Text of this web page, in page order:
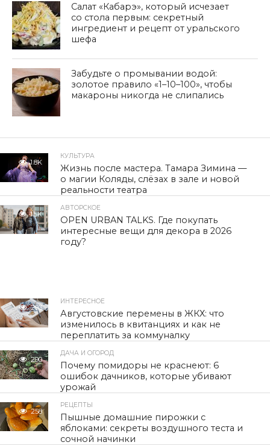
Салат «Кабарэ», который исчезает
со стола первым: секретный
ингредиент и рецепт от уральского
шефа
Забудьте о промывании водой:
золотое правило «1–10–100», чтобы
макароны никогда не слипались
1.8K
КУЛЬТУРА
Жизнь после мастера. Тамара Зимина —
о магии Коляды, слёзах в зале и новой
реальности театра
1.5K
АВТОРСКОЕ
OPEN URBAN TALKS. Где покупать
интересные вещи для декора в 2026
году?
293
ИНТЕРЕСНОЕ
Августовские перемены в ЖКХ: что
изменилось в квитанциях и как не
переплатить за коммуналку
290
ДАЧА И ОГОРОД
Почему помидоры не краснеют: 6
ошибок дачников, которые убивают
урожай
258
РЕЦЕПТЫ
Пышные домашние пирожки с
яблоками: секреты воздушного теста и
сочной начинки